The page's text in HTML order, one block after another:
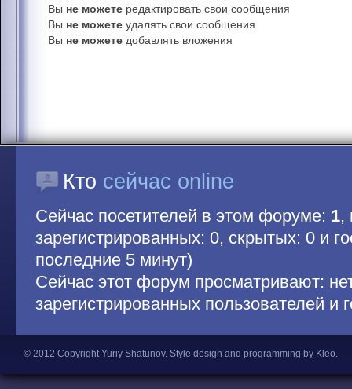
Вы не можете редактировать свои сообщения
Вы не можете удалять свои сообщения
Вы не можете добавлять вложения
Кто сейчас online
Сейчас посетителей в этом форуме: 1,
зарегистрированных: 0, скрытых: 0 и
последние 5 минут)
Сейчас этот форум просматривают:
зарегистрированных пользователей и
© 2012 Copyright Yuriy Shatunov. Style design and programming by Kleo.